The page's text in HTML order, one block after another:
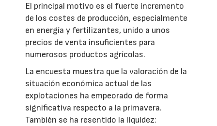
El principal motivo es el fuerte incremento
de los costes de producción, especialmente
en energía y fertilizantes, unido a unos
precios de venta insuficientes para
numerosos productos agrícolas.
La encuesta muestra que la valoración de la
situación económica actual de las
explotaciones ha empeorado de forma
significativa respecto a la primavera.
También se ha resentido la liquidez: